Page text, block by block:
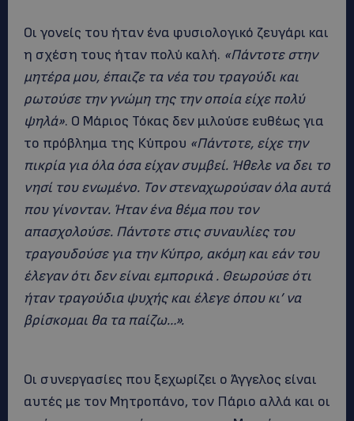
Οι γονείς του ήταν ένα φυσιολογικό ζευγάρι και
η σχέση τους ήταν πολύ καλή. «Πάντοτε στην
μητέρα μου, έπαιζε τα νέα του τραγούδι και
ρωτούσε την γνώμη της την οποία είχε πολύ
ψηλά». Ο Μάριος Τόκας δεν μιλούσε ευθέως για
το πρόβλημα της Κύπρου «Πάντοτε, είχε την
πικρία για όλα όσα είχαν συμβεί. Ήθελε να δει το
νησί του ενωμένο. Τον στεναχωρούσαν όλα αυτά
που γίνονταν. Ήταν ένα θέμα που τον
απασχολούσε. Πάντοτε στις συναυλίες του
τραγουδούσε για την Κύπρο, ακόμη και εάν του
έλεγαν ότι δεν είναι εμπορικά . Θεωρούσε ότι
ήταν τραγούδια ψυχής και έλεγε όπου κι’ να
βρίσκομαι θα τα παίζω…».
Οι συνεργασίες που ξεχωρίζει ο Άγγελος είναι
αυτές με τον Μητροπάνο, τον Πάριο αλλά και οι